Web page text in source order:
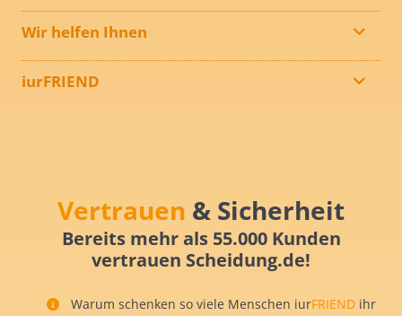
Wir helfen Ihnen
iurFRIEND
Vertrauen & Sicherheit
Bereits mehr als 55.000 Kunden
vertrauen Scheidung.de!
Warum schenken so viele Menschen iurFRIEND ihr